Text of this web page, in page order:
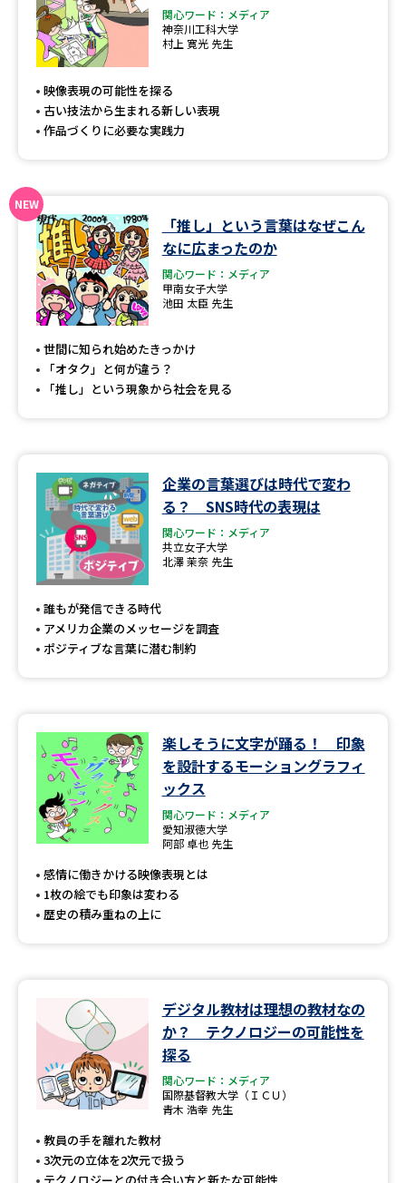
学問の教科書 夢ナビライブ
ユーザーサポート
Ｑ＆Ａ よくあるご質問 大学進学IDについて
テレメール
お支払いサイト
個人情報取扱規定
特定商取引表記
テレメール進学カタログ
訂正のご案内
関心ワード：メディア
神奈川工科大学
村上 寛光 先生
映像表現の可能性を探る
古い技法から生まれる新しい表現
作品づくりに必要な実践力
「推し」という言葉はなぜこん
なに広まったのか
関心ワード：メディア
甲南女子大学
池田 太臣 先生
世間に知られ始めたきっかけ
「オタク」と何が違う？
「推し」という現象から社会を見る
企業の言葉選びは時代で変わ
る？ SNS時代の表現は
関心ワード：メディア
共立女子大学
北澤 茉奈 先生
誰もが発信できる時代
アメリカ企業のメッセージを調査
ポジティブな言葉に潜む制約
楽しそうに文字が踊る！ 印象
を設計するモーショングラフィ
ックス
関心ワード：メディア
愛知淑徳大学
阿部 卓也 先生
感情に働きかける映像表現とは
1枚の絵でも印象は変わる
歴史の積み重ねの上に
デジタル教材は理想の教材なの
か？ テクノロジーの可能性を
探る
関心ワード：メディア
国際基督教大学（ＩＣＵ）
青木 浩幸 先生
教員の手を離れた教材
3次元の立体を2次元で扱う